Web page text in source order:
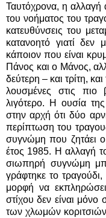
Ταυτόχρονα, η αλλαγή
του νοήματος του
κατευθύνσεις του
κατανοητό γιατί δεν
κάποιον που είναι
Πάνος και ο Μάνος,
δεύτερη – και τρίτη,
λουσμένες στις πιο
λιγότερο. Η ουσία
στην αρχή ότι δύο
περίπτωση του
συγνώμη που ζητάει
έτος 1985. Η αλλαγή
σιωπηρή συγνώμη
γράφτηκε το
μορφή να
στίχου δεν είναι μόνο
των χλωμών κοριτσιών